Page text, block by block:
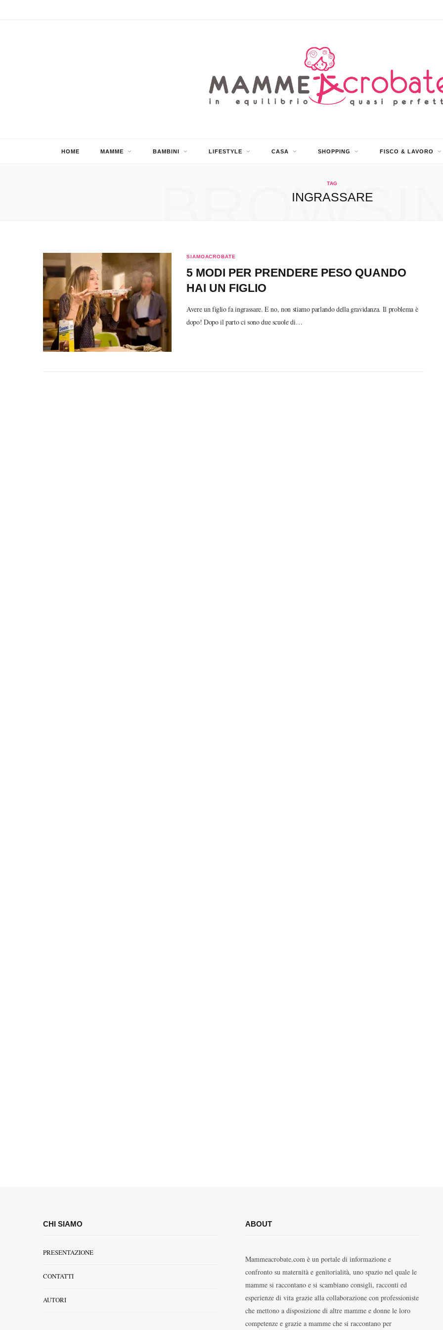
HOME MAMME BAMBINI LIFESTYLE CASA SHOPPING FISCO & LAVORO
TAG
INGRASSARE
SIAMOACROBATE
5 MODI PER PRENDERE PESO QUANDO
HAI UN FIGLIO
Avere un figlio fa ingrassare. E no, non stiamo parlando della gravidanza. Il problema è
dopo! Dopo il parto ci sono due scuole di…
CHI SIAMO
PRESENTAZIONE
CONTATTI
AUTORI
ABOUT
Mammeacrobate.com è un portale di informazione e
confronto su maternità e genitorialità, uno spazio nel quale le
mamme si raccontano e si scambiano consigli, racconti ed
esperienze di vita grazie alla collaborazione con professioniste
che mettono a disposizione di altre mamme e donne le loro
competenze e grazie a mamme che si raccontano per